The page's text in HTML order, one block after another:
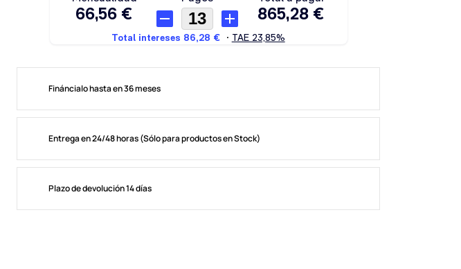
Fináncialo hasta en 36 meses
Entrega en 24/48 horas (Sólo para productos en Stock)
Plazo de devolución 14 días